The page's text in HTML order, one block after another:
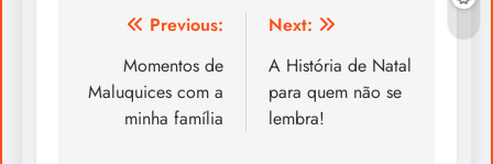
Post
navigation
Previous:
Momentos de
Maluquices com a
minha família
Next:
A História de Natal
para quem não se
lembra!